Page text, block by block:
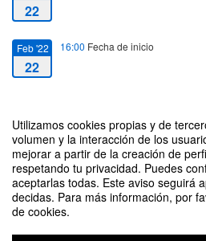
Utilizamos cookies propias y de
volumen y la interacción de los
mejorar a partir de la creación de
respetando tu privacidad. Puedes
aceptarlas todas. Este aviso seguirá
decidas. Para más información, por
de cookies.
22
Feb '22
22
16:00 Fecha de inicio
22
Taller de gestión de carrera individual
Organizado por